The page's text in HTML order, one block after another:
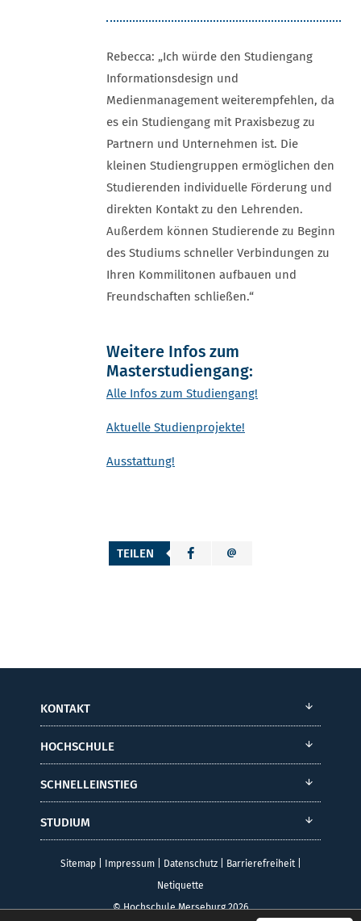
Rebecca: „Ich würde den Studiengang
Informationsdesign und
Medienmanagement weiterempfehlen, da
es ein Studiengang mit Praxisbezug zu
Partnern und Unternehmen ist. Die
kleinen Studiengruppen ermöglichen den
Studierenden individuelle Förderung und
direkten Kontakt zu den Lehrenden.
Außerdem können Studierende zu Beginn
des Studiums schneller Verbindungen zu
Ihren Kommilitonen aufbauen und
Freundschaften schließen.“
Weitere Infos zum
Masterstudiengang:
Alle Infos zum Studiengang!
Aktuelle Studienprojekte!
Ausstattung!
TEILEN
KONTAKT
HOCHSCHULE
SCHNELLEINSTIEG
STUDIUM
Sitemap| Impressum| Datenschutz| Barrierefreiheit|
Netiquette
© Hochschule Merseburg 2026